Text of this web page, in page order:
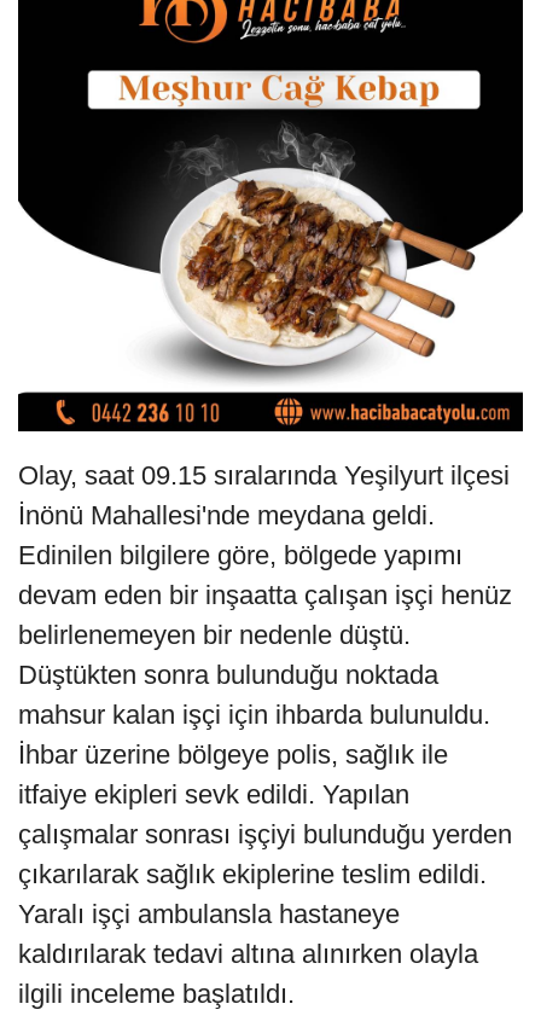
Olay, saat 09.15 sıralarında Yeşilyurt ilçesi
İnönü Mahallesi'nde meydana geldi.
Edinilen bilgilere göre, bölgede yapımı
devam eden bir inşaatta çalışan işçi henüz
belirlenemeyen bir nedenle düştü.
Düştükten sonra bulunduğu noktada
mahsur kalan işçi için ihbarda bulunuldu.
İhbar üzerine bölgeye polis, sağlık ile
itfaiye ekipleri sevk edildi. Yapılan
çalışmalar sonrası işçiyi bulunduğu yerden
çıkarılarak sağlık ekiplerine teslim edildi.
Yaralı işçi ambulansla hastaneye
kaldırılarak tedavi altına alınırken olayla
ilgili inceleme başlatıldı.